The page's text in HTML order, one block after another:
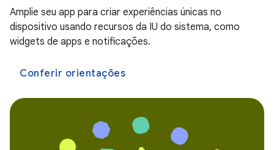
Amplie seu app para criar experiências únicas no
dispositivo usando recursos da IU do sistema, como
widgets de apps e notificações.
Conferir orientações